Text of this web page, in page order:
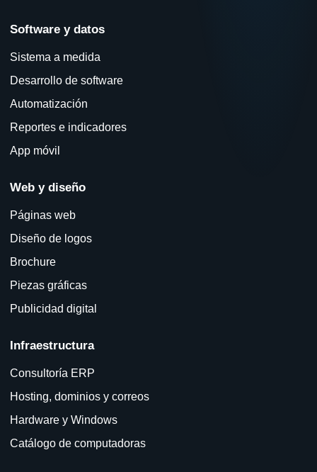
Software y datos
Sistema a medida
Desarrollo de software
Automatización
Reportes e indicadores
App móvil
Web y diseño
Páginas web
Diseño de logos
Brochure
Piezas gráficas
Publicidad digital
Infraestructura
Consultoría ERP
Hosting, dominios y correos
Hardware y Windows
Catálogo de computadoras